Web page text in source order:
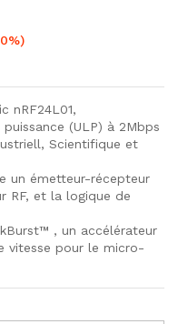
nRF24L01,
(ULP) à 2Mbps
Scientifique et
un émetteur-récepteur
RF, et la logique de
, un accélérateur
vitesse pour le micro-